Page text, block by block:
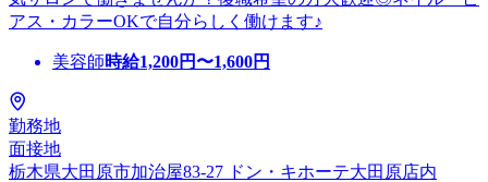
アス・カラーOKで自分らしく働けます♪
美容師時給1,200円〜1,600円
勤務地
面接地
栃木県大田原市加治屋83-27 ドン・キホーテ大田原店内